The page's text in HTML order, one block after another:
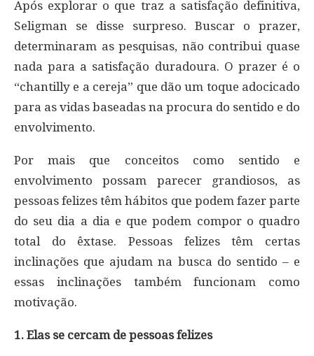
Após explorar o que traz a satisfação definitiva,
Seligman se disse surpreso. Buscar o prazer,
determinaram as pesquisas, não contribui quase
nada para a satisfação duradoura. O prazer é o
“chantilly e a cereja” que dão um toque adocicado
para as vidas baseadas na procura do sentido e do
envolvimento.
Por mais que conceitos como sentido e
envolvimento possam parecer grandiosos, as
pessoas felizes têm hábitos que podem fazer parte
do seu dia a dia e que podem compor o quadro
total do êxtase. Pessoas felizes têm certas
inclinações que ajudam na busca do sentido – e
essas inclinações também funcionam como
motivação.
1. Elas se cercam de pessoas felizes